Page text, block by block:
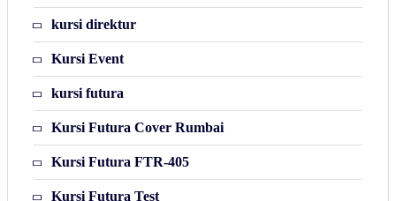
kursi direktur
Kursi Event
kursi futura
Kursi Futura Cover Rumbai
Kursi Futura FTR-405
Kursi Futura Test